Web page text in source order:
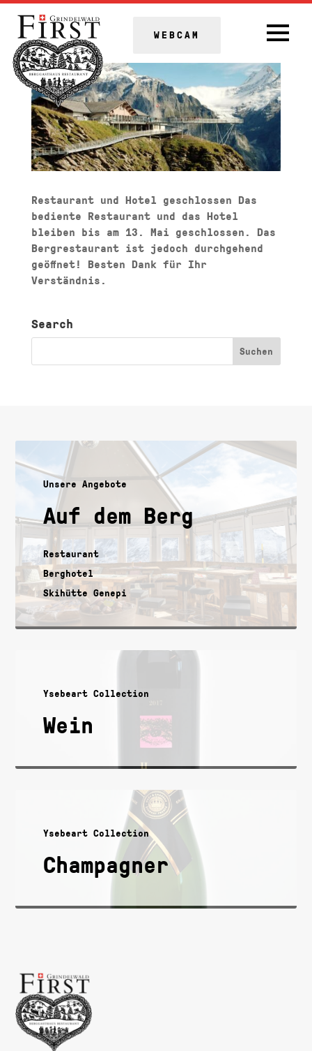
WEBCAM
Restaurant und Hotel geschlossen Das
bediente Restaurant und das Hotel
bleiben bis am 13. Mai geschlossen. Das
Bergrestaurant ist jedoch durchgehend
geöffnet! Besten Dank für Ihr
Verständnis.
Search
Unsere Angebote
Auf dem Berg
Restaurant
Berghotel
Skihütte Genepi
Ysebeart Collection
Wein
Ysebeart Collection
Champagner